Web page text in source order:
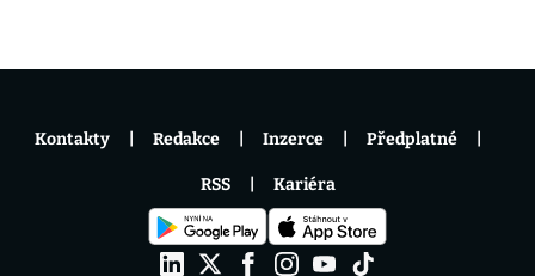
Kontakty Redakce Inzerce Předplatné
RSS Kariéra